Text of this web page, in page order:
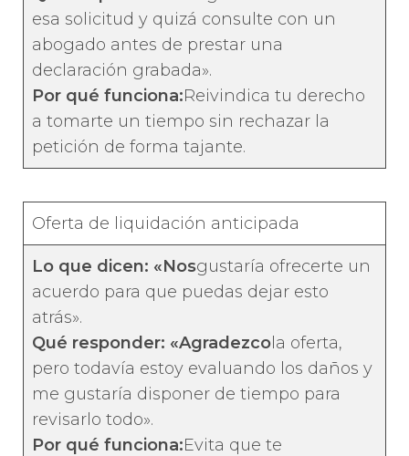
esa solicitud y quizá consulte con un
abogado antes de prestar una
declaración grabada».
Por qué funciona:Reivindica tu derecho
a tomarte un tiempo sin rechazar la
petición de forma tajante.
Oferta de liquidación anticipada
Lo que dicen: «Nosgustaría ofrecerte un
acuerdo para que puedas dejar esto
atrás».
Qué responder: «Agradezcola oferta,
pero todavía estoy evaluando los daños y
me gustaría disponer de tiempo para
revisarlo todo».
Por qué funciona:Evita que te